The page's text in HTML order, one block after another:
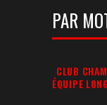
Votre
Recherche:
CLUB
ÉQUIPE